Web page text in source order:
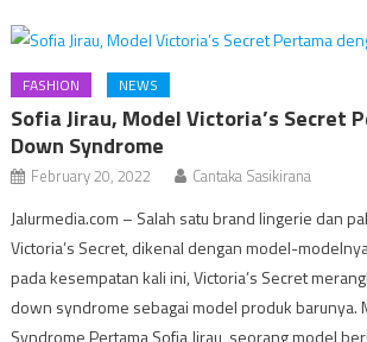
FASHION NEWS
Sofia Jirau, Model Victoria’s Secret
Down Syndrome
February 20, 2022 Cantaka Sasikirana
Jalurmedia.com – Salah satu brand lingerie dan
Victoria’s Secret, dikenal dengan model-
pada kesempatan kali ini, Victoria’s Secret
down syndrome sebagai model produk barunya.
Syndrome Pertama Sofia Jirau, seorang model